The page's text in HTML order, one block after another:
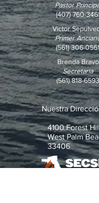
Pastor
(407) 760-
Victor
Primer
(561) 306-
Brenda Bravo
Secretaria
(561) 818-6593
Nuestra
4100 Forest
West Palm
33406